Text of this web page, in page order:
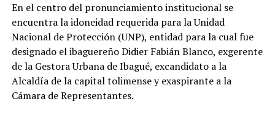
En el centro del pronunciamiento institucional se
encuentra la idoneidad requerida para la Unidad
Nacional de Protección (UNP), entidad para la cual fue
designado el ibaguereño Didier Fabián Blanco, exgerente
de la Gestora Urbana de Ibagué, excandidato a la
Alcaldía de la capital tolimense y exaspirante a la
Cámara de Representantes.